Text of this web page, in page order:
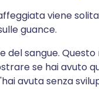
viene
guance.
del sangue.
se hai avuto
avuta senza